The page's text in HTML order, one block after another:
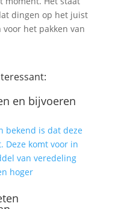
dingen op het juist
het pakken van
en bijvoeren